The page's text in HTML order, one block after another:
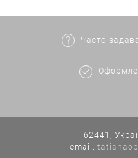
Часто
62441,
еmail: